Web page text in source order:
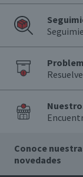
Conoce
novedades